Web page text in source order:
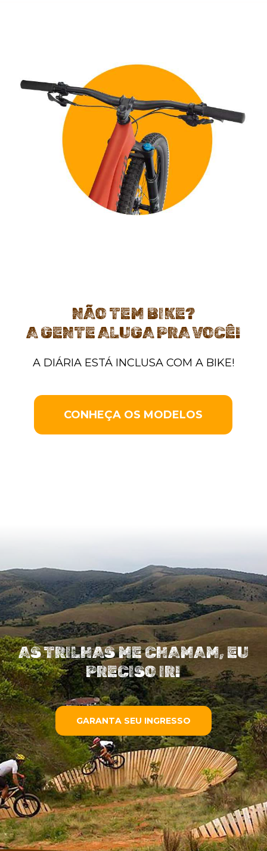
NÃO TEM BIKE?
A GENTE ALUGA PRA VOCÊ!
A DIÁRIA ESTÁ INCLUSA COM A BIKE!
CONHEÇA OS MODELOS
AS TRILHAS ME CHAMAM, EU
PRECISO IR!
GARANTA SEU INGRESSO